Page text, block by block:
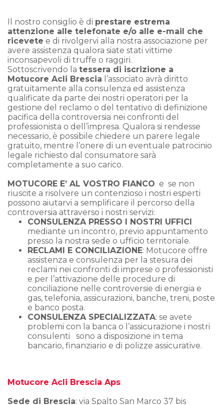
Il nostro consiglio è di prestare estrema
attenzione alle telefonate e/o alle e-mail che
ricevete e di rivolgervi alla nostra associazione per
avere assistenza qualora siate stati vittime
inconsapevoli di truffe o raggiri.
Sottoscrivendo la tessera di iscrizione a
Motucore Acli Brescia l’associato avrà diritto
gratuitamente alla consulenza ed assistenza
qualificate da parte dei nostri operatori per la
gestione del reclamo o del tentativo di definizione
pacifica della controversia nei confronti del
professionista o dell’impresa. Qualora si rendesse
necessario, è possibile chiedere un parere legale
gratuito, mentre l’onere di un eventuale patrocinio
legale richiesto dal consumatore sarà
completamente a suo carico.
MOTUCORE E’ AL VOSTRO FIANCO e se non
riuscite a risolvere un contenzioso i nostri esperti
possono aiutarvi a semplificare il percorso della
controversia attraverso i nostri servizi:
CONSULENZA PRESSO I NOSTRI UFFICI
mediante un incontro, previo appuntamento
presso la nostra sede o ufficio territoriale.
RECLAMI E CONCILIAZIONE: Motucore offre
assistenza e consulenza per la stesura dei
reclami nei confronti di imprese o professionisti
e per l’attivazione delle procedure di
conciliazione nelle controversie di energia e
gas, telefonia, assicurazioni, banche, treni, poste
e banco posta.
CONSULENZA SPECIALIZZATA: se avete
problemi con la banca o l’assicurazione i nostri
consulenti sono a disposizione in tema
bancario, finanziario e di polizze assicurative.
Motucore Acli Brescia Aps
Sede di Brescia: via Spalto San Marco 37 bis